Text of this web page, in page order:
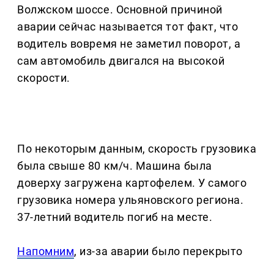
Волжском шоссе. Основной причиной
аварии сейчас называется тот факт, что
водитель вовремя не заметил поворот, а
сам автомобиль двигался на высокой
скорости.
По некоторым данным, скорость грузовика
была свыше 80 км/ч. Машина была
доверху загружена картофелем. У самого
грузовика номера ульяновского региона.
37-летний водитель погиб на месте.
Напомним, из-за аварии было перекрыто